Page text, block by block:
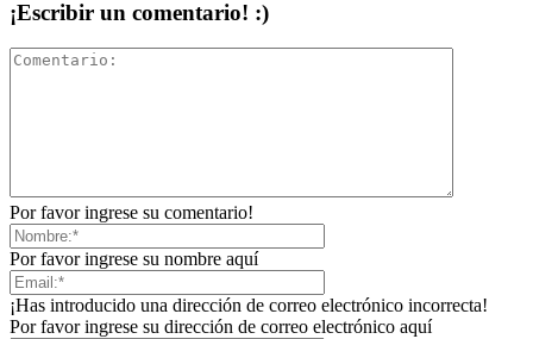
¡Escribir un comentario! :)
Por favor ingrese su comentario!
Por favor ingrese su nombre aquí
¡Has introducido una dirección de correo electrónico incorrecta!
Por favor ingrese su dirección de correo electrónico aquí